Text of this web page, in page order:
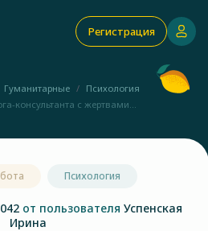
Регистрация
Гуманитарные
Психология
консультанта с жертвами...
Психология
от пользователя Успенская
Ирина